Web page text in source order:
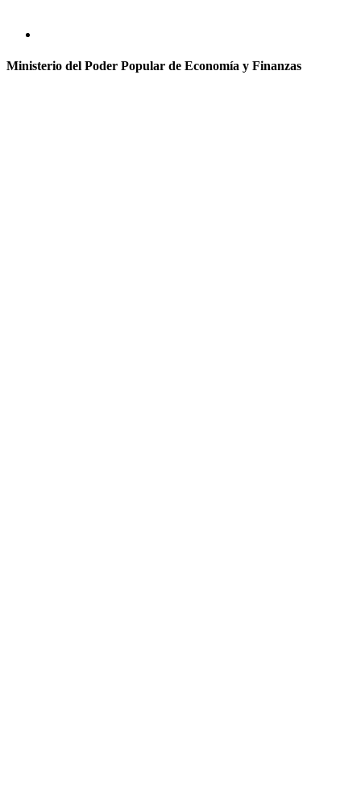
Ministerio del Poder Popular de Economía y Finanzas